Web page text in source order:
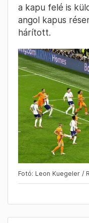
a kapu felé is
angol kapus
hárított.
Fotó: Leon Kuegeler /